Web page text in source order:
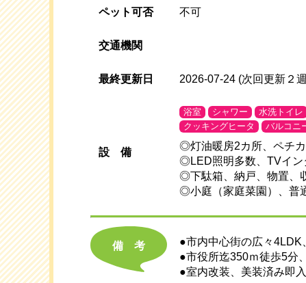
ペット可否 不可
交通機関
最終更新日 2026-07-24 (次回更新２
設 備
浴室 シャワー 水洗トイレ
クッキングヒータ
バルコニ
◎灯油暖房2カ所、ペチ
◎LED照明多数、TVイン
◎下駄箱、納戸、物置、
◎小庭（家庭菜園）、普
備考
●市内中心街の広々
●市役所迄350ｍ徒歩5分
●室内改装、美装済み即